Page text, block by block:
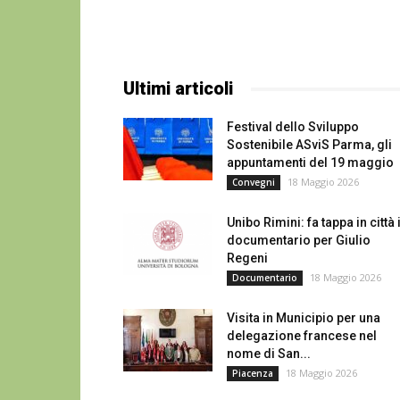
Ultimi articoli
Festival dello Sviluppo
Sostenibile ASviS Parma, gli
appuntamenti del 19 maggio
Convegni 18 Maggio 2026
Unibo Rimini: fa tappa in città
documentario per Giulio
Regeni
Documentario 18 Maggio 2026
Visita in Municipio per una
delegazione francese nel
nome di San...
Piacenza 18 Maggio 2026